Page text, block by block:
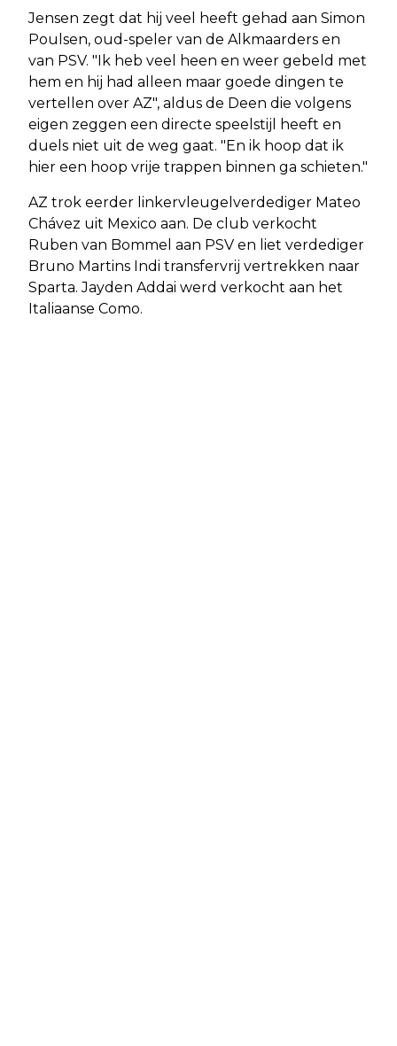
Jensen zegt dat hij veel heeft gehad aan Simon
Poulsen, oud-speler van de Alkmaarders en
van PSV. "Ik heb veel heen en weer gebeld met
hem en hij had alleen maar goede dingen te
vertellen over AZ", aldus de Deen die volgens
eigen zeggen een directe speelstijl heeft en
duels niet uit de weg gaat. "En ik hoop dat ik
hier een hoop vrije trappen binnen ga schieten."
AZ trok eerder linkervleugelverdediger Mateo
Chávez uit Mexico aan. De club verkocht
Ruben van Bommel aan PSV en liet verdediger
Bruno Martins Indi transfervrij vertrekken naar
Sparta. Jayden Addai werd verkocht aan het
Italiaanse Como.